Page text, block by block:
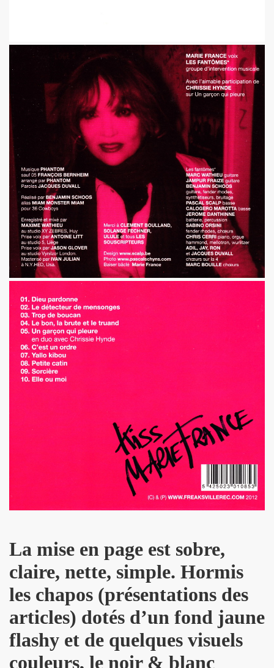
La mise en page est sobre,
claire, nette, simple. Hormis
les chapos (présentations des
articles) dotés d’un fond jaune
flashy et de quelques visuels
couleurs, le noir & blanc
Tropical Berlin") le 2 decembre 2016 a l'Orange
PRUVOT) et la Troupe de Madame Arthur de la
DUVALL") le 25 novembre 2016 + les 23 et 24 fevrier
etre la marquise des anges") : interview + discographie.
"IN&OUT FESTIVAL", du 27 avril au 1er mai 2017 a
DUVALL" par JEAN-EMMANUEL DELUXE.
& LES EXTRATERRESTRES : chronique
FRANCE dans le cadre de l'exposition "L'esprit
FRANCE ("chante Jacques Duvall") par PIERRE &
detaillee des reeditions remasterisees 2017 des
DUVALL") dans le videoclip scopitone "PATRICIA"
le 29 octobre 2016 au Trianon : compte rendu.
DUVALL", Freaksville, 2016) et CHRISSIE HYNDE
: ils ne se quitteront jamais", par FRANCOIS
DUVALL" (realise par Benjamin Schoos et Chris
"Rallumeurs d'etoiles") le 2 juillet 2016 a DOMONT (95) :
"39 de fievre) de MARIE FRANCE ET LES
chansons de JACQUES DUVALL) le 25 mars 2016 a l
Berlin" et "Sphynx") le 18 mars 2016 a l EMB de
DAUGA, JEAN-WILLIAM THOURY et VINCENT
+ concert le 5 decembre 2015 a LA
Modernes, album "Les visiteurs du soir" en 1981) par